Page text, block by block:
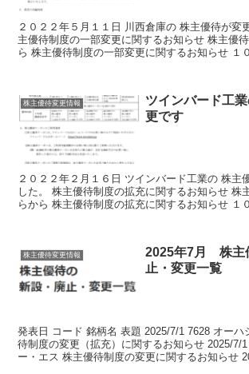
２０２２年５月１１日 川西倉庫の 株主優待が変
主優待制度の一部変更に関するお知らせ 株主優
ら 株主優待制度の一部変更に関するお知らせ １
株主優待変更情報
ツインバード工
更です
２０２２年２月１６日 ツインバード工業の 株主
した。 株主優待制度の拡充に関するお知らせ 株
らから 株主優待制度の拡充に関するお知らせ １
株主優待変更情報
2025年7月 株主
止・変更一覧
発表日 コード 銘柄名 表題 2025/7/1 7628 オーハ
待制度の変更（拡充）に関するお知らせ 2025/7/
ー・エス 株主優待制度の変更に関するお知らせ